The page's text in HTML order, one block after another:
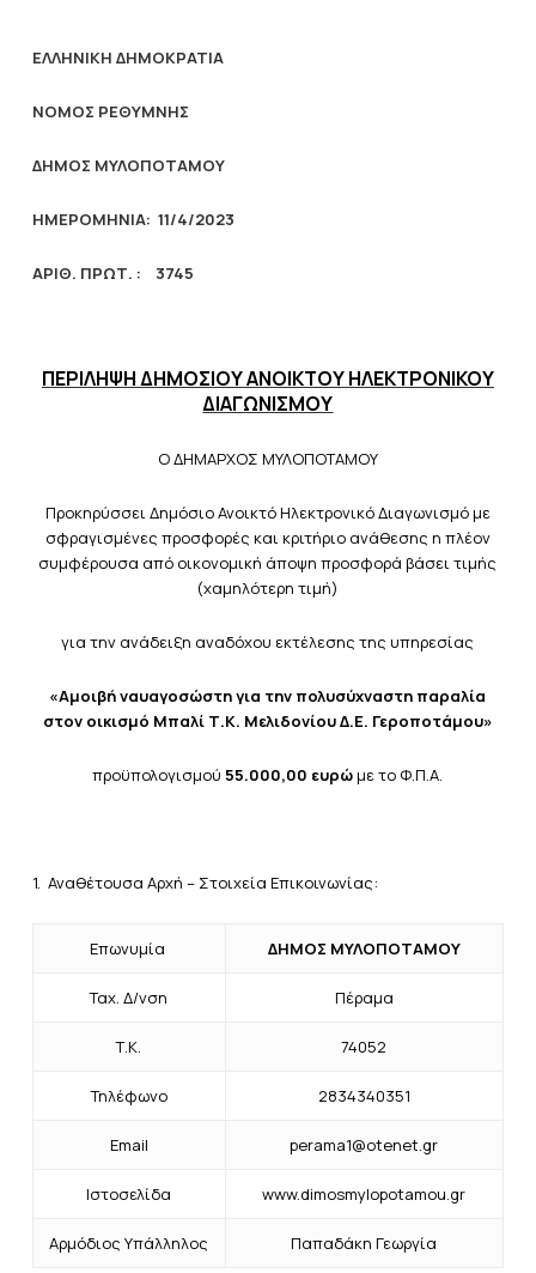
ΕΛΛΗΝΙΚΗ ΔΗΜΟΚΡΑΤΙΑ
ΝΟΜΟΣ ΡΕΘΥΜΝΗΣ
ΔΗΜΟΣ ΜΥΛΟΠΟΤΑΜΟΥ
ΗΜΕΡΟΜΗΝΙΑ: 11/4/2023
AΡΙΘ. ΠΡΩΤ. : 3745
ΠΕΡΙΛΗΨΗ ΔΗΜΟΣΙΟΥ ΑΝΟΙΚΤΟΥ ΗΛΕΚΤΡΟΝΙΚΟΥ
ΔΙΑΓΩΝΙΣΜΟΥ
Ο ΔΗΜΑΡΧΟΣ ΜΥΛΟΠΟΤΑΜΟΥ
Προκηρύσσει Δημόσιο Ανοικτό Ηλεκτρονικό Διαγωνισμό με
σφραγισμένες προσφορές και κριτήριο ανάθεσης η πλέον
συμφέρουσα από οικονομική άποψη προσφορά βάσει τιμής
(χαμηλότερη τιμή)
για την ανάδειξη αναδόχου εκτέλεσης της υπηρεσίας
«Αμοιβή ναυαγοσώστη για την πολυσύχναστη παραλία
στον οικισμό Μπαλί Τ.Κ. Μελιδονίου Δ.Ε. Γεροποτάμου»
προϋπολογισμού55.000,00 ευρώμε το Φ.Π.Α.
1. Αναθέτουσα Αρχή – Στοιχεία Επικοινωνίας:
Επωνυμία ΔΗΜΟΣ ΜΥΛΟΠΟΤΑΜΟΥ
Ταχ. Δ/νση Πέραμα
Τ.Κ. 74052
Τηλέφωνο 2834340351
Email perama1@otenet.gr
Ιστοσελίδα www.dimosmylopotamou.gr
Αρμόδιος Υπάλληλος Παπαδάκη Γεωργία